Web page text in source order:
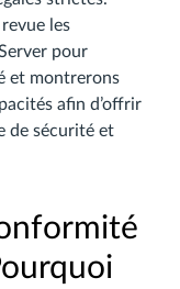
les
pour
et montrerons
afin d’offrir
de sécurité et